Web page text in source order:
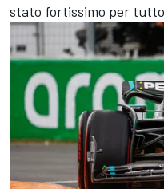
stato fortissimo per